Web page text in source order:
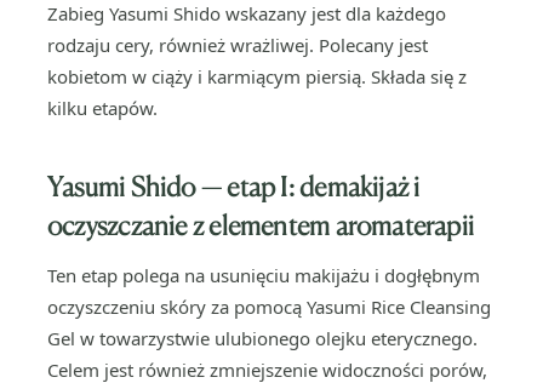
Zabieg Yasumi Shido wskazany jest dla każdego
rodzaju cery, również wrażliwej. Polecany jest
kobietom w ciąży i karmiącym piersią. Składa się z
kilku etapów.
Yasumi Shido — etap I: demakijaż i
oczyszczanie z elementem aromaterapii
Ten etap polega na usunięciu makijażu i dogłębnym
oczyszczeniu skóry za pomocą Yasumi Rice Cleansing
Gel w towarzystwie ulubionego olejku eterycznego.
Celem jest również zmniejszenie widoczności porów,